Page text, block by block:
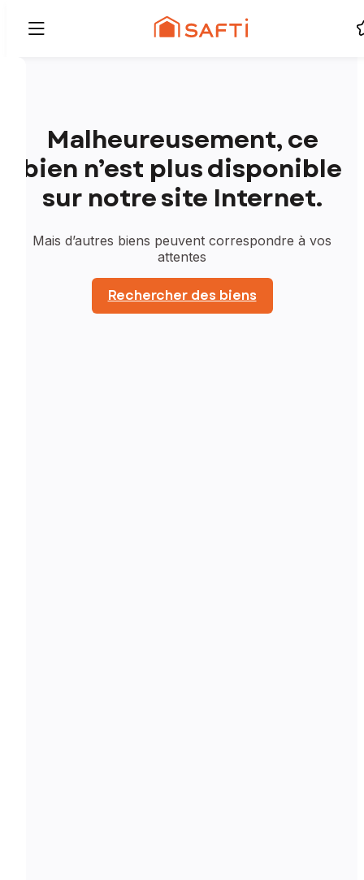
Malheureusement, ce
bien n’est plus disponible
sur notre site Internet.
Mais d’autres biens peuvent correspondre à vos
attentes
Rechercher des biens